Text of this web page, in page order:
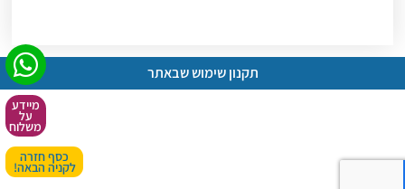
תקנון שימוש שבאתר
מיידע
על
משלוח
כסף חזרה
לקניה הבאה!